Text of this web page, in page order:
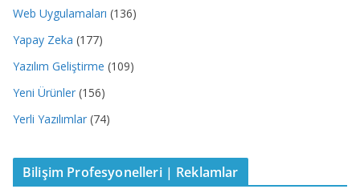
Web Uygulamaları (136)
Yapay Zeka (177)
Yazılım Geliştirme (109)
Yeni Ürünler (156)
Yerli Yazılımlar (74)
Bilişim Profesyonelleri | Reklamlar